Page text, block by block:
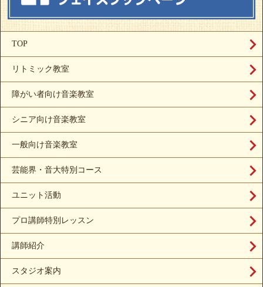
TOP
リトミック教室
障がい者向け音楽教室
シニア向け音楽教室
一般向け音楽教室
芸能界・音大特別コース
ユニット活動
プロ講師特別レッスン
講師紹介
スタジオ案内